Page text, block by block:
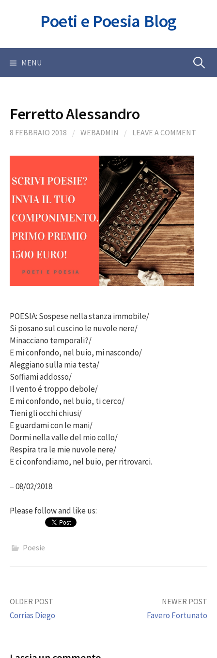
Poeti e Poesia Blog
MENU Ricerca
Ferretto Alessandro
8 FEBBRAIO 2018 / WEBADMIN / LEAVE A COMMENT
POESIA: Sospese nella stanza immobile/
Si posano sul cuscino le nuvole nere/
Minacciano temporali?/
E mi confondo, nel buio, mi nascondo/
Aleggiano sulla mia testa/
Soffiami addosso/
Il vento é troppo debole/
E mi confondo, nel buio, ti cerco/
Tieni gli occhi chiusi/
E guardami con le mani/
Dormi nella valle del mio collo/
Respira tra le mie nuvole nere/
E ci confondiamo, nel buio, per ritrovarci.
– 08/02/2018
Please follow and like us:
Poesie
Post
OLDER POST
Corrias Diego
NEWER POST
Favero Fortunato